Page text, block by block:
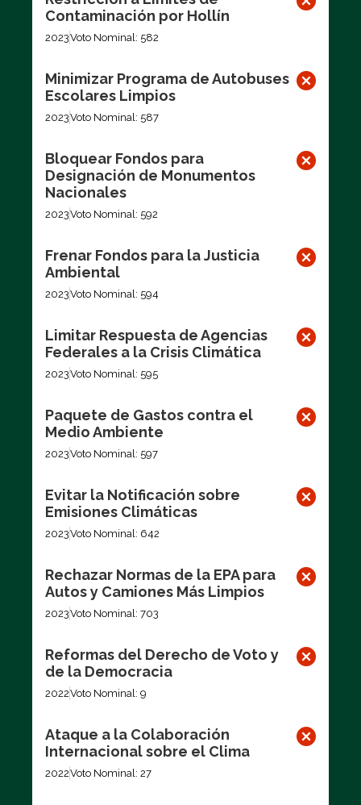
Contaminación por Hollín
2023Voto Nominal: 582
Minimizar Programa de Autobuses
Escolares Limpios
2023Voto Nominal: 587
Bloquear Fondos para
Designación de Monumentos
Nacionales
2023Voto Nominal: 592
Frenar Fondos para la Justicia
Ambiental
2023Voto Nominal: 594
Limitar Respuesta de Agencias
Federales a la Crisis Climática
2023Voto Nominal: 595
Paquete de Gastos contra el
Medio Ambiente
2023Voto Nominal: 597
Evitar la Notificación sobre
Emisiones Climáticas
2023Voto Nominal: 642
Rechazar Normas de la EPA para
Autos y Camiones Más Limpios
2023Voto Nominal: 703
Reformas del Derecho de Voto y
de la Democracia
2022Voto Nominal: 9
Ataque a la Colaboración
Internacional sobre el Clima
2022Voto Nominal: 27